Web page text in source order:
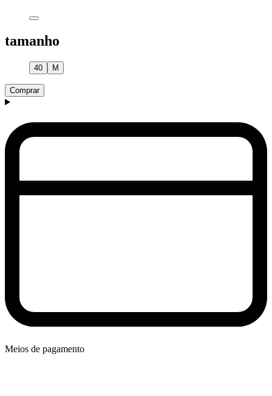
tamanho
40 M
Comprar
Meios de pagamento